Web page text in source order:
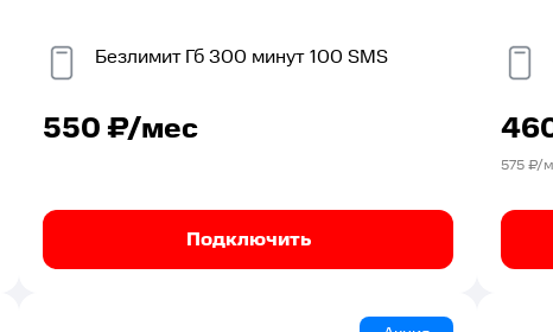
БезлимитГб300 минут100 SMS
550₽/мес
Подключить
575₽/